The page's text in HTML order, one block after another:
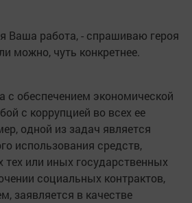
Ваша работа, - спрашиваю героя
можно, чуть конкретнее.
с обеспечением экономической
с коррупцией во всех ее
одной из задач является
использования средств,
тех или иных государственных
социальных контрактов,
заявляется в качестве